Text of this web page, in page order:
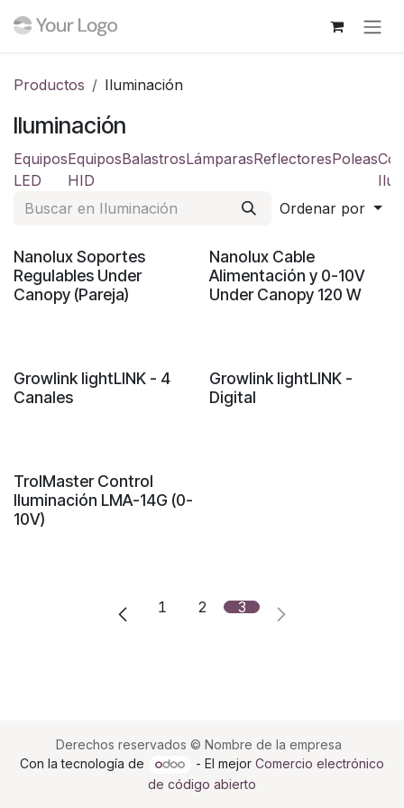
Productos Iluminación
Iluminación
Equipos
LED
Equipos
HID
BalastrosLámparasReflectoresPoleas
Ordenar por
Nanolux Soportes
Regulables Under
Canopy (Pareja)
Nanolux Cable
Alimentación y 0-10V
Under Canopy 120 W
Growlink lightLINK - 4
Canales
Growlink lightLINK -
Digital
Sin existencias
TrolMaster Control
Iluminación LMA-14G (0-
10V)
1 2 3
Derechos reservados © Nombre de la empresa
Con la tecnología de
- El mejor Comercio electrónico
de código abierto